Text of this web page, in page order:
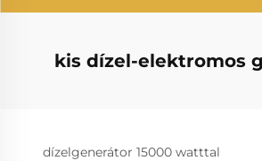
kis dízel-elektromos
dízelgenerátor 15000 watttal